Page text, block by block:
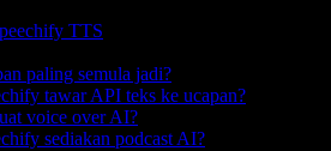
TTS
paling semula jadi?
tawar API teks ke ucapan?
voice over AI?
sediakan podcast AI?